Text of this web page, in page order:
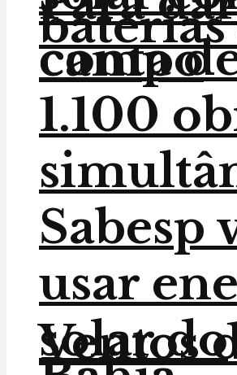
baterias
campo
Ventos
conta
1.100
Sabesp
usar
solar do